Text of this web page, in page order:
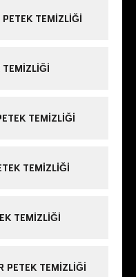
TEMIZLIĞI
TEMIZLIĞI
TEMIZLIĞI
TEMIZLIĞI
TEMIZLIĞI
PETEK TEMIZLIĞI